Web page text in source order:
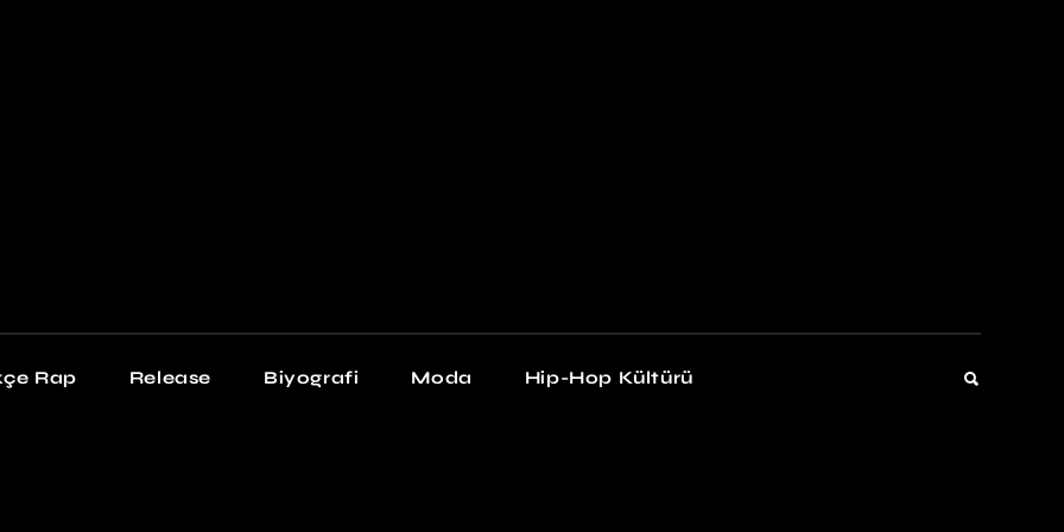
Rap Release Biyografi Moda Hip-Hop Kültürü